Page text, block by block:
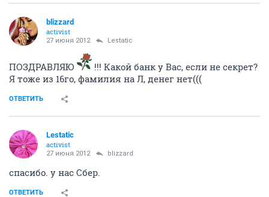
blizzard
activist
27 июня 2012 Lestatic
ПОЗДРАВЛЯЮ
!!! Какой банк у Вас, если не секрет?
Я тоже из 16го, фамилия на Л, денег нет(((
ОТВЕТИТЬ
Lestatic
activist
27 июня 2012 blizzard
спасибо. у нас Сбер.
ОТВЕТИТЬ